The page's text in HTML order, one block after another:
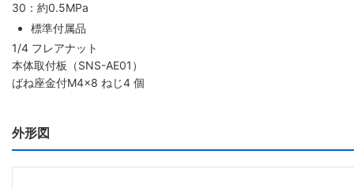
30：約0.5MPa
標準付属品
1/4 フレアナット
本体取付板（SNS-AE01）
ばね座金付M4×8 ねじ4 個
外形図